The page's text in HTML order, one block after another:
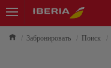
Забронировать Поиск